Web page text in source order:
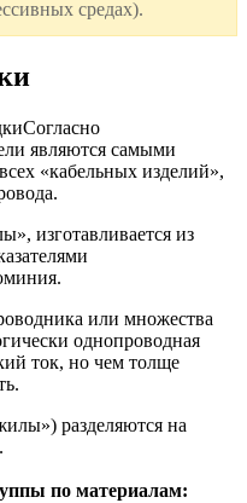
средах).
Согласно
являются самыми
«кабельных изделий»,
изготавливается из
или множества
однопроводная
ток, но чем толще
разделяются на
по материалам: